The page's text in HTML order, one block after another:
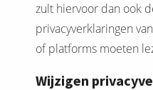
zult hiervoor dan ook
privacyverklaringen
of platforms moeten
Wijzigen